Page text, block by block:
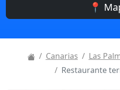
📍
Canarias
Las
Restaurante